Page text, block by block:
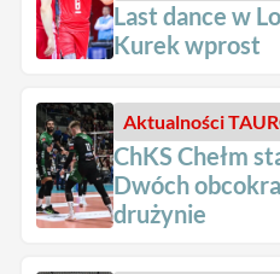
Last dance w
Kurek wprost
Aktualności
ChKS Chełm
Dwóch
drużynie